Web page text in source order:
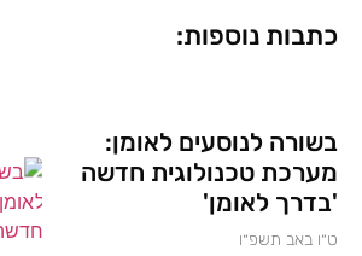
כתבות נוספות:
בשורה לנוסעים לאומן:
מערכת טכנולוגית חדשה
'בדרך לאומן'
ט״ו באב תשפ״ו